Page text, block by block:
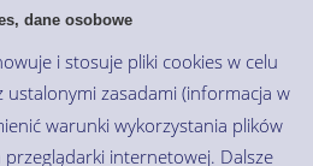
dane osobowe
i stosuje pliki cookies w celu
ustalonymi zasadami (informacja w
warunki wykorzystania plików
internetowej. Dalsze